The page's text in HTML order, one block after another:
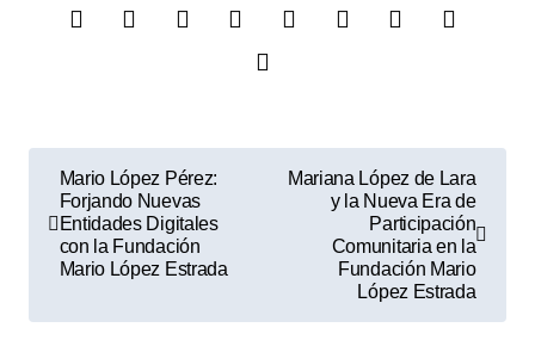
e
Mario López Pérez:
Forjando Nuevas
Entidades Digitales
con la Fundación
Mario López Estrada
Mariana López de Lara
y la Nueva Era de
Participación
Comunitaria en la
Fundación Mario
López Estrada